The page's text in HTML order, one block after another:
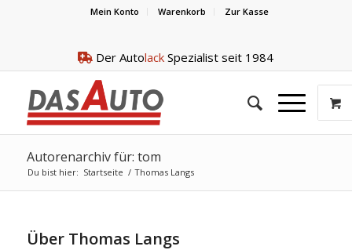
Mein Konto Warenkorb Zur Kasse
Der Autolack Spezialist seit 1984
Autorenarchiv für: tom
Du bist hier: Startseite / Thomas Langs
Über Thomas Langs